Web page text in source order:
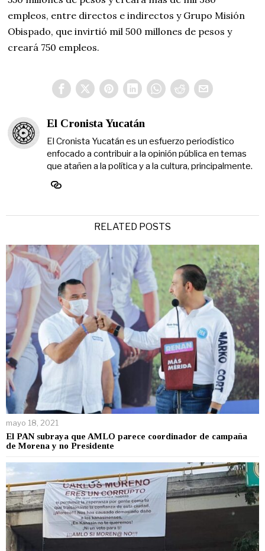
empleos, entre directos e indirectos y Grupo Misión
Obispado, que invirtió mil 500 millones de pesos y
creará 750 empleos.
El Cronista Yucatán
El Cronista Yucatán es un esfuerzo periodístico
enfocado a contribuir a la opinión pública en temas
que atañen a la política y a la cultura, principalmente.
RELATED POSTS
mayo 18, 2021
El PAN subraya que AMLO parece coordinador de campaña
de Morena y no Presidente